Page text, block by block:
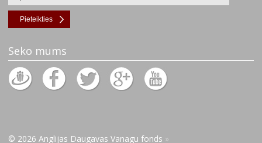
Pieteikties
Seko mums
© 2026 Anglijas Daugavas Vanagu fonds »